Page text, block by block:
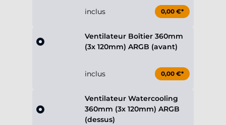
inclus 0,00 €*
Ventilateur Boîtier 360mm
(3x 120mm) ARGB (avant)
inclus 0,00 €*
Ventilateur Watercooling
360mm (3x 120mm) ARGB
(dessus)